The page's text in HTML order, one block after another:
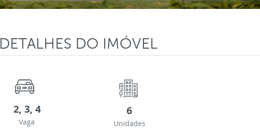
DETALHES DO IMÓVEL
2, 3, 4
Vaga
6
Unidades